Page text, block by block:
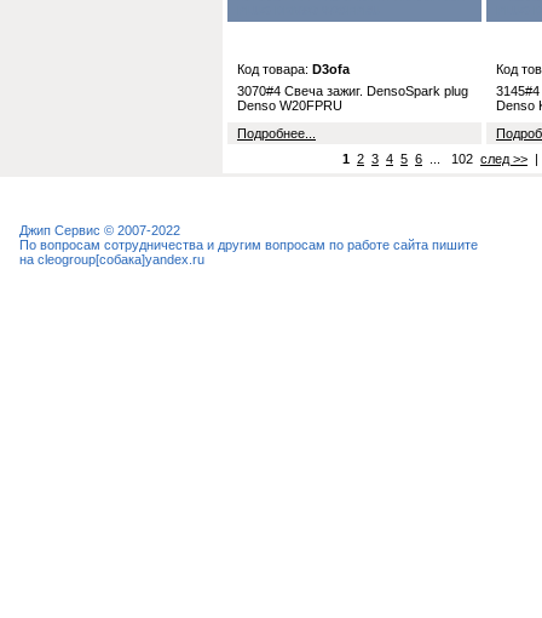
Код товара: D3ofa
3070#4 Cвеча зажиг. DensoSpark plug
Denso W20FPRU
Подробнее...
Код
Denso
1 2 3 4 5 6 ... 102 след >>
Джип Сервис © 2007-2022
По вопросам сотрудничества и другим вопросам по работе сайта пишите
на cleogroup[собака]yandex.ru